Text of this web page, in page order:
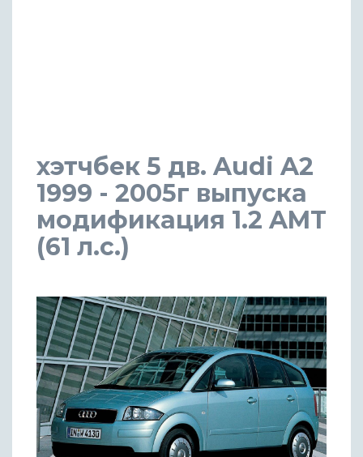
хэтчбек 5 дв. Audi A2
1999 - 2005г выпуска
модификация 1.2 AMT
(61 л.с.)